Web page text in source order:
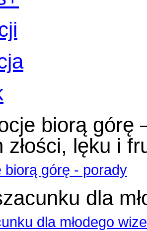
biorą górę
złości, lęku i
biorą górę - porady
dla
dla młodego